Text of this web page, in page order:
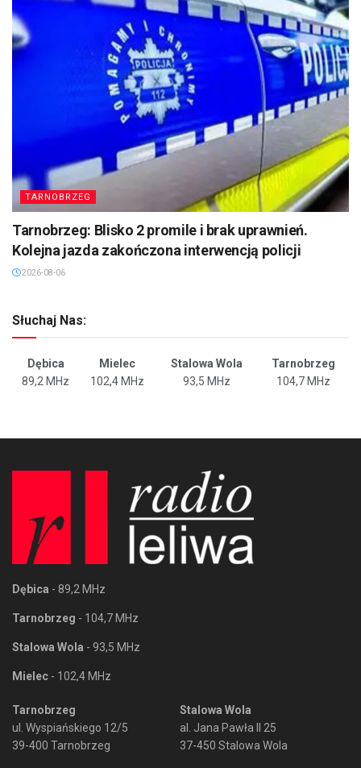
TARNOBRZEG
Tarnobrzeg: Blisko 2 promile i brak uprawnień.
Kolejna jazda zakończona interwencją policji
2026-08-06
Słuchaj Nas:
Dębica Mielec Stalowa Wola
Tarnobrzeg
89,2 MHz
102,4 MHz 93,5 MHz 104,7 MHz
Dębica - 89,2 MHz
Tarnobrzeg - 104,7 MHz
Stalowa Wola - 93,5 MHz
Mielec - 102,4 MHz
Tarnobrzeg
ul. Wyspiańskiego 12/5
39-400 Tarnobrzeg
Stalowa Wola
al. Jana Pawła II 25
37-450 Stalowa Wola